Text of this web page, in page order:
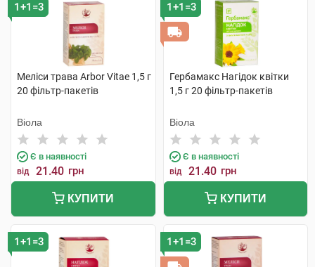
1+1=3
Меліси трава Arbor Vitae 1,5 г
20 фільтр-пакетів
Віола
Є в наявності
від 21.40 грн
КУПИТИ
1+1=3
Гербамакс Нагідок квітки
1,5 г 20 фільтр-пакетів
Віола
Є в наявності
від 21.40 грн
КУПИТИ
1+1=3 1+1=3